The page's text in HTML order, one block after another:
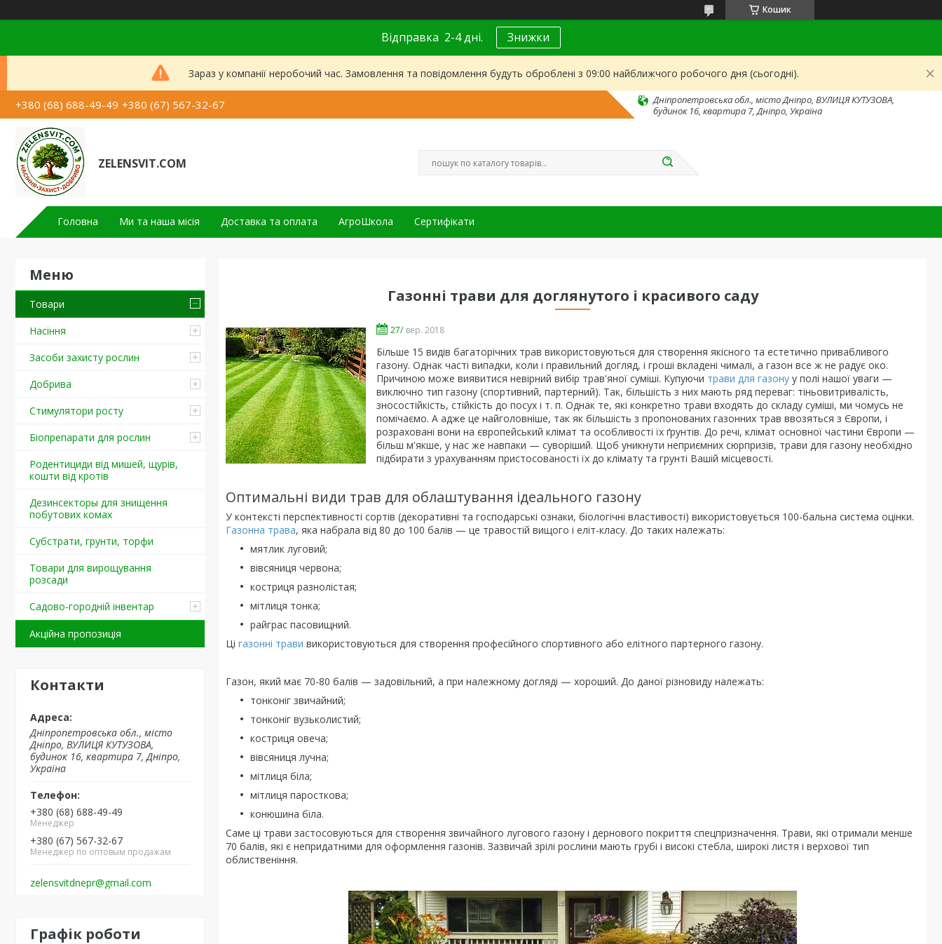
Кошик
Відправка 2-4 дні. Знижки
Зараз у компанії неробочий час. Замовлення та повідомлення будуть оброблені з 09:00 найближчого робочого дня (сьогодні).
+380 (68) 688-49-49 +380 (67) 567-32-67
Дніпропетровська обл., місто Дніпро, ВУЛИЦЯ КУТУЗОВА,
будинок 16, квартира 7, Дніпро, Україна
ZELENSVIT.COM
Головна Ми та наша місія Доставка та оплата АгроШкола Сертифікати
Товари
Насіння
Засоби захисту рослин
Добрива
Стимулятори росту
Біопрепарати для рослин
Родентициди від мишей, щурів,
кошти від кротів
Дезинсекторы для знищення
побутових комах
Субстрати, грунти, торфи
Товари для вирощування
розсади
Садово-городній інвентар
Акційна пропозиція
Контакти
Дніпропетровська обл., місто
Дніпро, ВУЛИЦЯ КУТУЗОВА,
будинок 16, квартира 7, Дніпро,
Україна
+380 (68) 688-49-49
Менеджер
+380 (67) 567-32-67
Менеджер по оптовым продажам
zelensvitdnepr@gmail.com
Графік роботи
Газонні трави для доглянутого і красивого саду
27/ вер. 2018
Більше 15 видів багаторічних трав використовуються для створення якісного та естетично привабливого
газону. Однак часті випадки, коли і правильний догляд, і гроші вкладені чималі, а газон все ж не радує око.
Причиною може виявитися невірний вибір трав'яної суміші. Купуючи трави для газону у полі нашої уваги —
виключно тип газону (спортивний, партерний). Так, більшість з них мають ряд переваг: тіньовитривалість,
зносостійкість, стійкість до посух і т. п. Однак те, які конкретно трави входять до складу суміші, ми чомусь не
помічаємо. А адже це найголовніше, так як більшість з пропонованих газонних трав ввозяться з Європи, і
розраховані вони на європейський клімат та особливості їх ґрунтів. До речі, клімат основної частини Європи —
більш м'якше, у нас же навпаки — суворіший. Щоб уникнути неприємних сюрпризів, трави для газону необхідно
підбирати з урахуванням пристосованості їх до клімату та грунті Вашій місцевості.
Оптимальні види трав для облаштування ідеального газону
У контексті перспективності сортів (декоративні та господарські ознаки, біологічні властивості) використовується 100-бальна система оцінки.
Газонна трава, яка набрала від 80 до 100 балів — це травостій вищого і еліт-класу. До таких належать:
мятлик луговий;
вівсяниця червона;
костриця разнолістая;
мітлиця тонка;
райграс пасовищний.
Ці газонні трави використовуються для створення професійного спортивного або елітного партерного газону.
Газон, який має 70-80 балів — задовільний, а при належному догляді — хороший. До даної різновиду належать:
тонконіг звичайний;
тонконіг вузьколистий;
костриця овеча;
вівсяниця лучна;
мітлиця біла;
мітлиця паросткова;
конюшина біла.
Саме ці трави застосовуються для створення звичайного лугового газону і дернового покриття спецпризначення. Трави, які отримали менше
70 балів, які є непридатними для оформлення газонів. Зазвичай зрілі рослини мають грубі і високі стебла, широкі листя і верхової тип
облиственіння.